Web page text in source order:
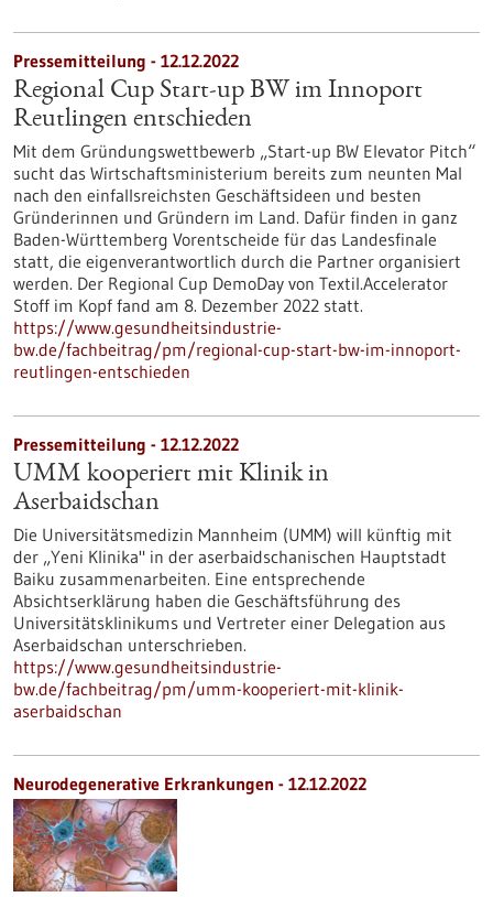
Pressemitteilung - 12.12.2022
Regional Cup Start-up BW im Innoport
Reutlingen entschieden
Mit dem Gründungswettbewerb „Start-up BW Elevator Pitch“
sucht das Wirtschaftsministerium bereits zum neunten Mal
nach den einfallsreichsten Geschäftsideen und besten
Gründerinnen und Gründern im Land. Dafür finden in ganz
Baden-Württemberg Vorentscheide für das Landesfinale
statt, die eigenverantwortlich durch die Partner organisiert
werden. Der Regional Cup DemoDay von Textil.Accelerator
Stoff im Kopf fand am 8. Dezember 2022 statt.
https://www.gesundheitsindustrie-
bw.de/fachbeitrag/pm/regional-cup-start-bw-im-innoport-
reutlingen-entschieden
Pressemitteilung - 12.12.2022
UMM kooperiert mit Klinik in
Aserbaidschan
Die Universitätsmedizin Mannheim (UMM) will künftig mit
der „Yeni Klinika" in der aserbaidschanischen Hauptstadt
Baiku zusammenarbeiten. Eine entsprechende
Absichtserklärung haben die Geschäftsführung des
Universitätsklinikums und Vertreter einer Delegation aus
Aserbaidschan unterschrieben.
https://www.gesundheitsindustrie-
bw.de/fachbeitrag/pm/umm-kooperiert-mit-klinik-
aserbaidschan
Neurodegenerative Erkrankungen - 12.12.2022